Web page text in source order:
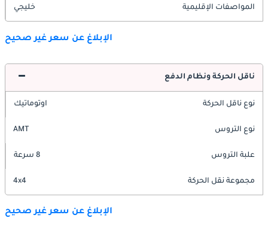
المواصفات الإقليمية خليجي
الإبلاغ عن سعر غير صحيح
ناقل الحركة ونظام الدفع
نوع ناقل الحركة اوتوماتيك
نوع التروس AMT
علبة التروس 8 سرعة
مجموعة نقل الحركة 4x4
الإبلاغ عن سعر غير صحيح